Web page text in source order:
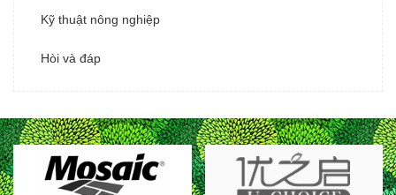
Kỹ thuật nông nghiệp
Hòi và đáp